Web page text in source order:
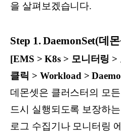
을 살펴보겠습니다.
Step 1. DaemonSet(데
[EMS > K8s > 모니터링 >
클릭 > Workload >
데몬셋은 클러스터의 모
드시 실행되도록 보장하
로그 수집기나 모니터링